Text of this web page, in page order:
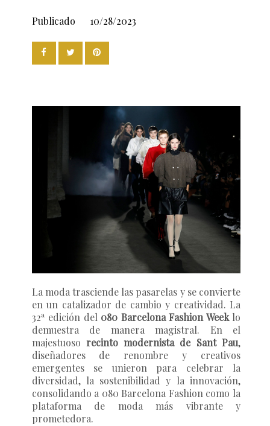
Publicado 10/28/2023
La moda trasciende las pasarelas y se convierte
en un catalizador de cambio y creatividad. La
32ª edición del 080 Barcelona Fashion Week lo
demuestra de manera magistral. En el
majestuoso recinto modernista de Sant Pau,
diseñadores de renombre y creativos
emergentes se unieron para celebrar la
diversidad, la sostenibilidad y la innovación,
consolidando a 080 Barcelona Fashion como la
plataforma de moda más vibrante y
prometedora.